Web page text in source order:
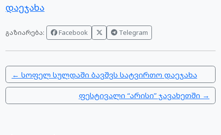
დაეჯახა
გაზიარება: Facebook Telegram
← სოფელ სულდაში ბავშვს სატვირთო დაეჯახა
ფესტივალი “არისი” ჯავახეთში →